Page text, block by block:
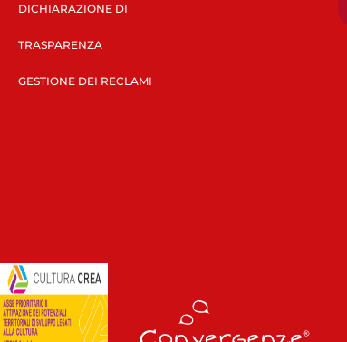
DICHIARAZIONE DI
TRASPARENZA
GESTIONE DEI RECLAMI